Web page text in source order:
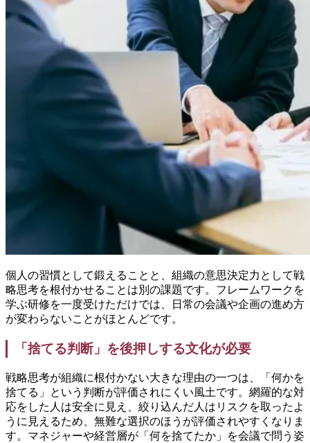
個人の習慣として鍛えることと、組織の意思決定力として戦
略思考を根付かせることは別の課題です。フレームワークを
学ぶ研修を一度受けただけでは、日常の会議や企画の進め方
が変わらないことがほとんどです。
「捨てる判断」を後押しする文化が必要
戦略思考が組織に根付かない大きな理由の一つは、「何かを
捨てる」という判断が評価されにくい風土です。網羅的な対
応をした人は安全に見え、絞り込んだ人はリスクを取ったよ
うに見えるため、無難な選択のほうが評価されやすくなりま
す。マネジャーや経営層が「何を捨てたか」を会議で問う姿